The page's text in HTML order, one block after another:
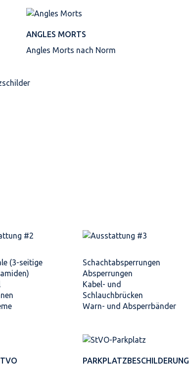
ANGLES MORTS
Angles Morts nach Norm
(3-seitige
Schacht­absperrungen
Absperrungen
Kabel- und
Schlauchbrücken
Warn- und Absperrbänder
PARKPLATZ­BESCHILDERUNG